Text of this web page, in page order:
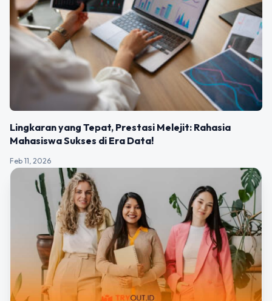
Lingkaran yang Tepat, Prestasi Melejit: Rahasia
Mahasiswa Sukses di Era Data!
Feb 11, 2026